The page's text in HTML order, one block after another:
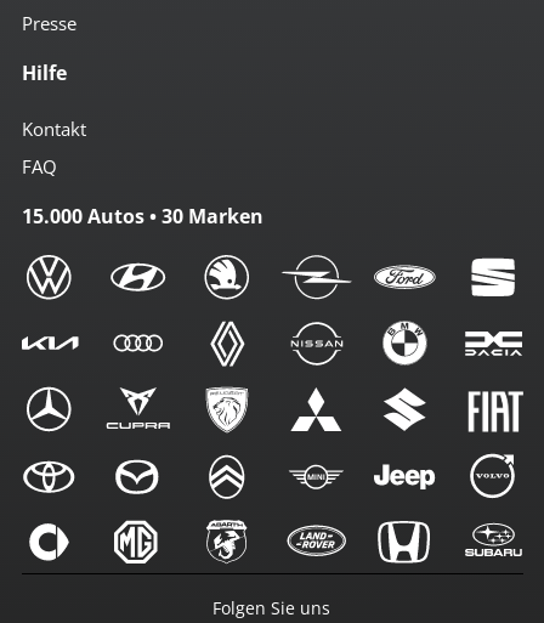
Presse
Hilfe
Kontakt
FAQ
15.000 Autos • 30 Marken
Folgen Sie uns